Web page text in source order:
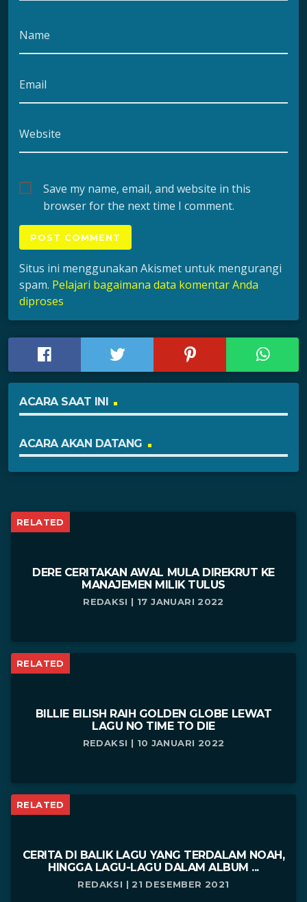
Name
Email
Website
Save my name, email, and website in this
browser for the next time I comment.
Situs ini menggunakan Akismet untuk mengurangi
spam. Pelajari bagaimana data komentar Anda
diproses
ACARA SAAT INI
ACARA AKAN DATANG
RELATED
DERE CERITAKAN AWAL MULA DIREKRUT KE
MANAJEMEN MILIK TULUS
REDAKSI | 17 JANUARI 2022
RELATED
BILLIE EILISH RAIH GOLDEN GLOBE LEWAT
LAGU NO TIME TO DIE
REDAKSI | 10 JANUARI 2022
RELATED
CERITA DI BALIK LAGU YANG TERDALAM NOAH,
HINGGA LAGU-LAGU DALAM ALBUM ...
REDAKSI | 21 DESEMBER 2021